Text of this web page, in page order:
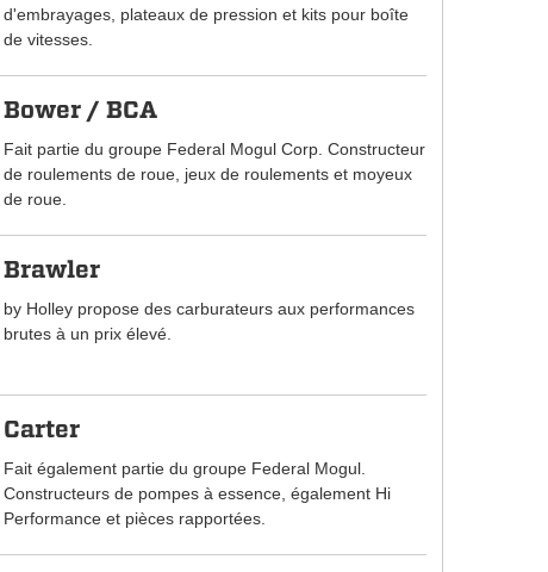
d'embrayages, plateaux de pression et kits pour boîte
de vitesses.
Bower / BCA
Fait partie du groupe Federal Mogul Corp. Constructeur
de roulements de roue, jeux de roulements et moyeux
de roue.
Brawler
by Holley propose des carburateurs aux performances
brutes à un prix élevé.
Carter
Fait également partie du groupe Federal Mogul.
Constructeurs de pompes à essence, également Hi
Performance et pièces rapportées.